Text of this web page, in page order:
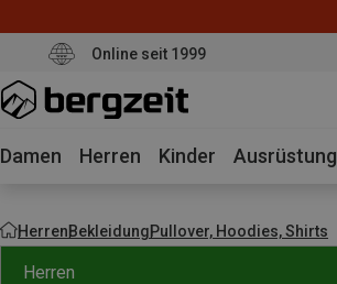
Online seit 1999
Damen Herren Kinder Ausrüstung
HerrenBekleidungPullover, Hoodies, Shirts
Herren